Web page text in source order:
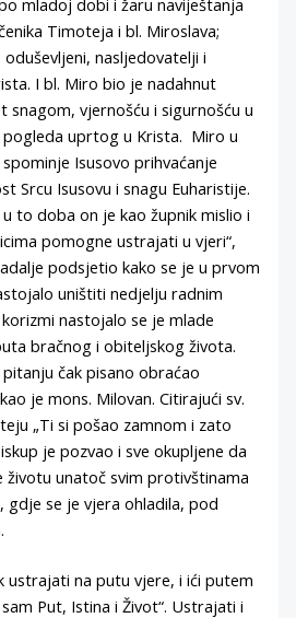
Timoteja i bl. Miroslava;
nasljedovatelji i
I bl. Miro bio je nadahnut
snagom, vjernošću i sigurnošću u
pogleda uprtog u Krista. Miro u
Isusovo prihvaćanje
Srcu Isusovu i snagu Euharistije.
to doba on je kao župnik mislio i
pomogne ustrajati u vjeri“,
podsjetio kako se je u prvom
uništiti nedjelju radnim
nastojalo se je mlade
bračnog i obiteljskog života.
čak pisano obraćao
je mons. Milovan. Citirajući sv.
„Ti si pošao zamnom i zato
je pozvao i sve okupljene da
životu unatoč svim protivštinama
gdje se je vjera ohladila, pod
ustrajati na putu vjere, i ići putem
Put, Istina i Život“. Ustrajati i